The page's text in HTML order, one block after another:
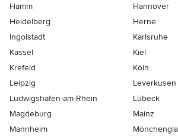
Hamm
Hannover
Heidelberg
Herne
Ingolstadt
Karlsruhe
Kassel
Kiel
Krefeld
Köln
Leipzig
Leverkusen
Ludwigshafen-am-Rhein
Lübeck
Magdeburg
Mainz
Mannheim